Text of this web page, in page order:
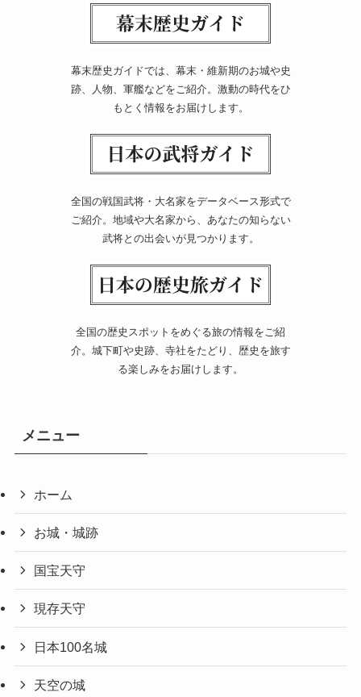
幕末歴史ガイドでは、幕末・維新期のお城や史
跡、人物、軍艦などをご紹介。激動の時代をひ
もとく情報をお届けします。
全国の戦国武将・大名家をデータベース形式で
ご紹介。地域や大名家から、あなたの知らない
武将との出会いが見つかります。
全国の歴史スポットをめぐる旅の情報をご紹
介。城下町や史跡、寺社をたどり、歴史を旅す
る楽しみをお届けします。
メニュー
ホーム
お城・城跡
国宝天守
現存天守
日本100名城
天空の城